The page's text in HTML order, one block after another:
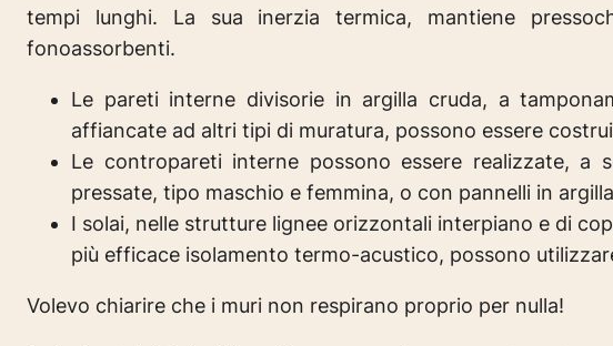
tempi lunghi. La sua inerzia termica, mantiene
fonoassorbenti.
Le pareti interne divisorie in argilla cruda, a
affiancate ad altri tipi di muratura, possono essere
Le contropareti interne possono essere realizzate,
pressate, tipo maschio e femmina, o con pannelli in
I solai, nelle strutture lignee orizzontali interpiano e di
più efficace isolamento termo-acustico, possono
Volevo chiarire che i muri non respirano proprio per nulla!